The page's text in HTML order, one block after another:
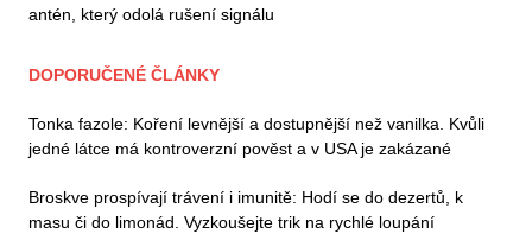
antén, který odolá rušení signálu
DOPORUČENÉ ČLÁNKY
Tonka fazole: Koření levnější a dostupnější než vanilka. Kvůli
jedné látce má kontroverzní pověst a v USA je zakázané
Broskve prospívají trávení i imunitě: Hodí se do dezertů, k
masu či do limonád. Vyzkoušejte trik na rychlé loupání